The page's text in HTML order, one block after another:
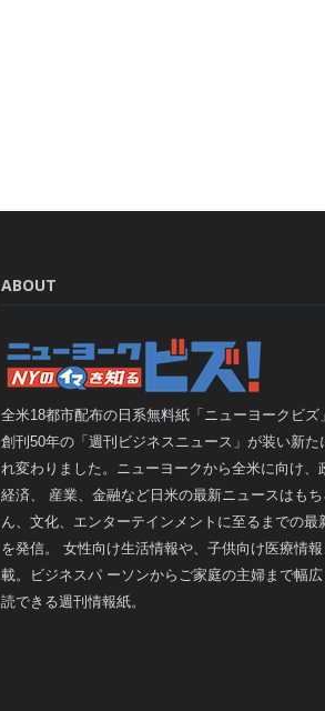
ABOUT
全米18都市配布の日系無料紙「ニューヨークビズ
創刊50年の「週刊ビジネスニュース」が装い新た
れ変わりました。ニューヨークから全米に向け、
経済、 産業、金融など日米の最新ニュースはもち
ん、文化、エンターテインメントに至るまでの最
を発信。 女性向け生活情報や、子供向け医療情
載。ビジネスパ ーソンからご家庭の主婦まで幅
読できる週刊情報紙。